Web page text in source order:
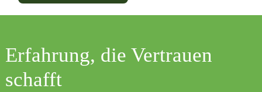
Erfahrung, die Vertrauen
schafft